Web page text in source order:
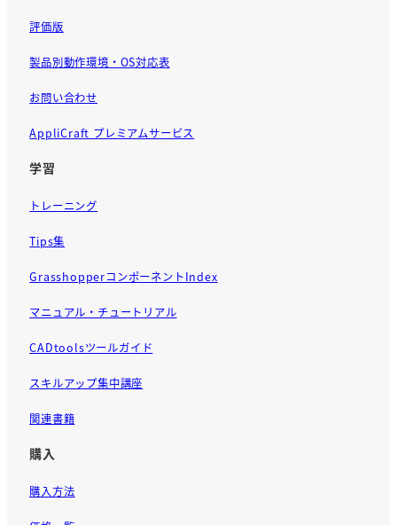
評価版
製品別動作環境・OS対応表
お問い合わせ
AppliCraft プレミアムサービス
学習
トレーニング
Tips集
GrasshopperコンポーネントIndex
マニュアル・チュートリアル
CADtoolsツールガイド
スキルアップ集中講座
関連書籍
購入
購入方法